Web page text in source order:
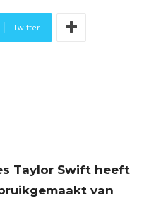
Twitter
Taylor Swift heeft
van